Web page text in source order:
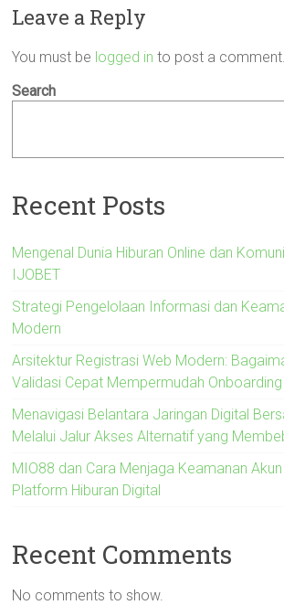
Leave a Reply
You must be logged in to post a comment.
Search
Recent Posts
Mengenal Dunia Hiburan Online dan
IJOBET
Strategi Pengelolaan Informasi dan
Modern
Arsitektur Registrasi Web Modern:
Validasi Cepat Mempermudah
Menavigasi Belantara Jaringan Digital
Melalui Jalur Akses Alternatif yang
MIO88 dan Cara Menjaga Keamanan
Platform Hiburan Digital
Recent Comments
No comments to show.